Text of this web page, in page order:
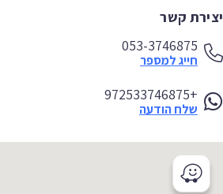
קשר
053-3746875
חייג למספר
+972533746875
שלח הודעה